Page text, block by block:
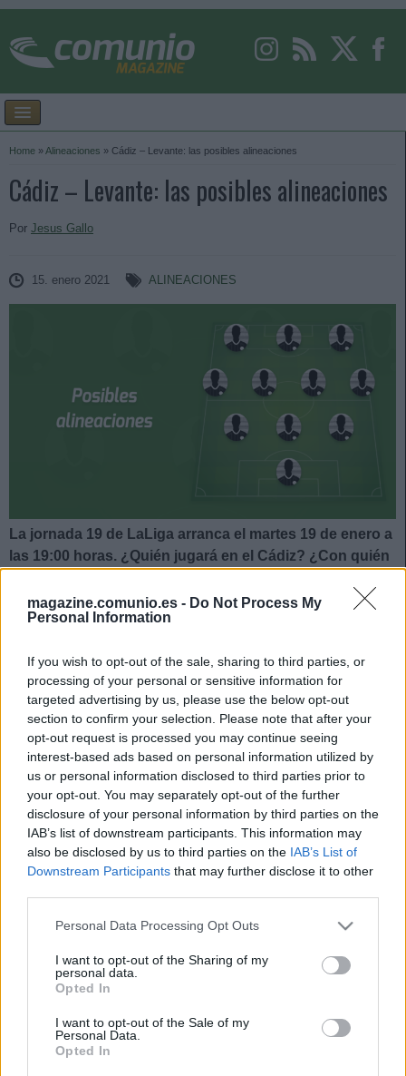
magazine.comunio.es - Do Not Process My
Personal Information
If you wish to opt-out of the sale, sharing to third parties, or
processing of your personal or sensitive information for
targeted advertising by us, please use the below opt-out
section to confirm your selection. Please note that after your
opt-out request is processed you may continue seeing
interest-based ads based on personal information utilized by
us or personal information disclosed to third parties prior to
your opt-out. You may separately opt-out of the further
disclosure of your personal information by third parties on the
IAB’s list of downstream participants. This information may
also be disclosed by us to third parties on the IAB’s List of
Downstream Participants that may further disclose it to other
Please note that this website/app uses one or more Google
not limited to your visit or usage behaviour. You may click to
grant or deny consent to Google and its third-party tags to
use your data for below specified purposes in below Google
consent section.
Personal Data Processing Opt Outs
I want to opt-out of the Sharing of my
personal data.
Opted In
I want to opt-out of the Sale of my
Personal Data.
Opted In
Home »Alineaciones » Cádiz – Levante: las posibles alineaciones
Cádiz – Levante: las posibles alineaciones
Por Jesus Gallo
15. enero 2021 ALINEACIONES
La jornada 19 de LaLiga arranca el martes 19 de enero a
las 19:00 horas. ¿Quién jugará en el Cádiz? ¿Con quién
alineaciones.
Alineación: Ledesma – Iza Carcelén, Pedro Alcalá, Cala,
Jairo – Iván Alejo (Salvi), Jonsson, Álex Fernández, Perea –
Choco Lozano, Negredo
Estos jugadores son baja:Marcos Mauro (lesión
muscular), Luismi Quezada (lesión de rodilla), Augusto
Fernández (lesión muscular), José Mari (lesión de rodilla),
Fali (sancionado), Akapo (lesión de rodilla), Espino (COVID-
Estos jugadores son duda:
sanción y Álex Fernández puede ser su sustituto, pasando
Iván Alejo o Salvi a la banda derecha. En caso de que
Álvaro Cervera quiera mantener a Álex en la banda
como lateral izquierdo tras la baja de Espino por COVID-19,
aunque el jugador del filial Baró tiene opciones de entrar en